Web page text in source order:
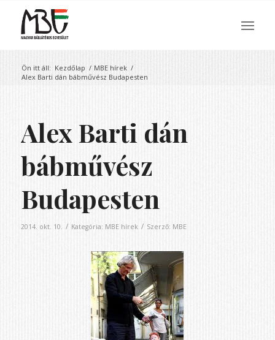
Ön itt áll: Kezdőlap / MBE hírek /
Alex Barti dán bábművész Budapesten
Alex Barti dán
bábművész
Budapesten
2014. okt. 10. / Kategória: MBE hírek / Szerző: MBE